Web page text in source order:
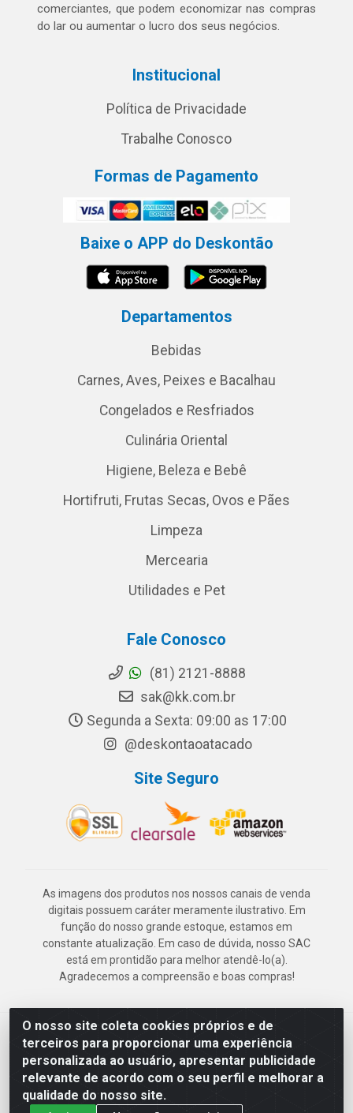
O nosso site coleta cookies próprios e de
terceiros para proporcionar uma experiência
personalizada ao usuário, apresentar publicidade
relevante de acordo com o seu perfil e melhorar a
qualidade do nosso site.
comerciantes, que podem economizar nas compras
do lar ou aumentar o lucro dos seus negócios.
Institucional
Política de Privacidade
Trabalhe Conosco
Formas de Pagamento
Baixe o APP do Deskontão
Departamentos
Bebidas
Carnes, Aves, Peixes e Bacalhau
Congelados e Resfriados
Culinária Oriental
Higiene, Beleza e Bebê
Hortifruti, Frutas Secas, Ovos e Pães
Limpeza
Mercearia
Utilidades e Pet
Fale Conosco
(81) 2121-8888
sak@kk.com.br
Segunda a Sexta: 09:00 as 17:00
@deskontaoatacado
Site Seguro
As imagens dos produtos nos nossos canais de venda
digitais possuem caráter meramente ilustrativo. Em
função do nosso grande estoque, estamos em
constante atualização. Em caso de dúvida, nosso SAC
está em prontidão para melhor atendê-lo(a).
Agradecemos a compreensão e boas compras!
Deskontão Atacado - Av. Marechal Mascarenhas de Morais, 2471 -
Imbiribeira - Recife/PE - CEP 51.150-001 - CNPJ 24.150.377/0003-
57